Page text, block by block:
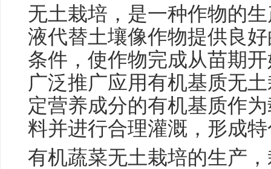
无土栽培，是一种作物的
液代替土壤像作物提供良
条件，使作物完成从苗期
广泛推广应用有机基质无
定营养成分的有机基质作
料并进行合理灌溉，形成
有机蔬菜无土栽培的生产